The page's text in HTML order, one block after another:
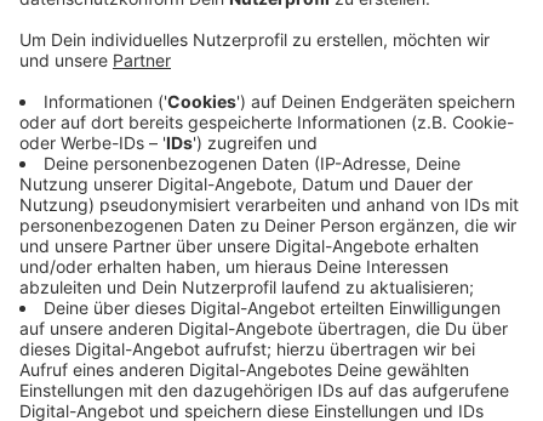
Infos gedruckt. Denn viele Frauen wüssten nicht, wo
sie Hilfe bekommen könnten, heißt es. Außerdem
seien die Beratungsstellen vom Land aus oft schwer
zu erreichen. Frauen zögerten auch, Hilfe anzunehmen,
aus Angst, dafür bezahlen zu müssen. Die
Frauenberatungsstelle weist deshalb noch mal darauf
hin, wie wichtig ihre Finanzierung sei, sie müsse zu einer
Pflichtaufgabe der Politik werden.
Anzeige
Viele Beratungsgespräche
Anzeige